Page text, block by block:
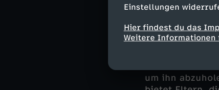
Einstellungen
Hier findest du das
Weitere
Wenn andere
meisten Kitas
möglich. Hier
isst zu Abend
um ihn